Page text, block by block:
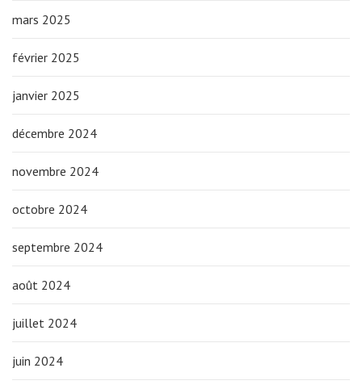
mars 2025
février 2025
janvier 2025
décembre 2024
novembre 2024
octobre 2024
septembre 2024
août 2024
juillet 2024
juin 2024